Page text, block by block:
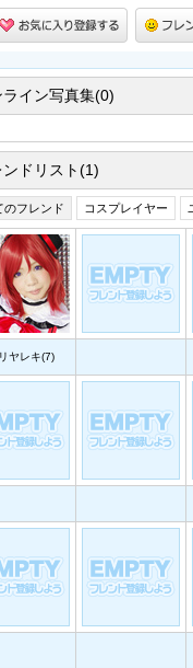
ライン写真集(0)
ンドリスト(1)
のフレンド コスプレイヤー
ヤレキ(7)